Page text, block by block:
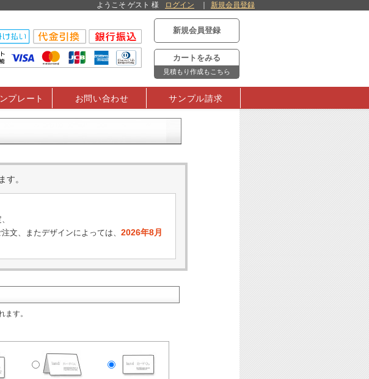
ようこそ ゲスト 様 ログイン 新規会員登録
新規会員登録
カートをみる
見積もり作成もこちら
プレート お問い合わせ サンプル請求
す。
文、またデザインによっては、 2026年8月
す。